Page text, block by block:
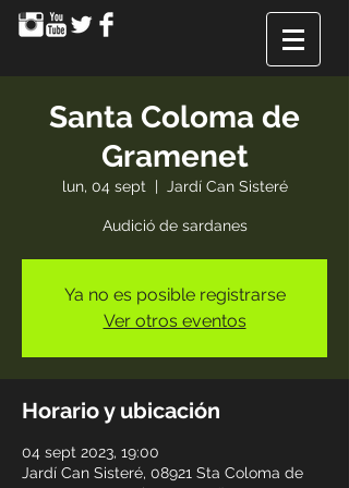
Santa Coloma de
Gramenet
lun, 04 sept
  |
Jardí Can Sisteré
Audició de sardanes
Ya no es posible registrarse
Ver otros eventos
Horario y ubicación
04 sept 2023, 19:00
Jardí Can Sisteré, 08921 Sta Coloma de